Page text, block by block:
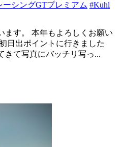
ーシングGTプレミアム #Kuhl
ます。 本年もよろしくお願い
日出ポイントに行きました
きて写真にバッチリ写っ...